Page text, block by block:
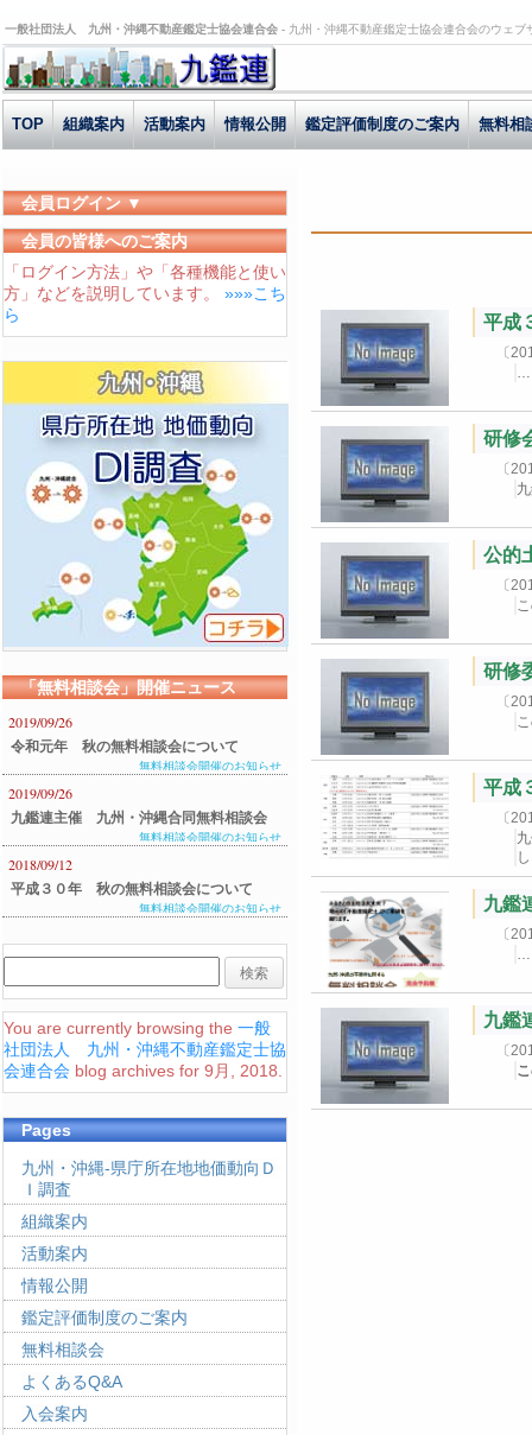
一般社団法人 九州・沖縄不動産鑑定士協会連合会 - 九州・沖縄不動産鑑定士協会連合会のウェ
TOP 組織案内 活動案内 情報公開 鑑定評価制度のご案内 無料相
平成
〔
研修
〔
公的
〔
研修
〔
平成
〔
九鑑
〔
九鑑
〔
会員ログイン ▼
ユーザーID
パスワード
会員の皆様へのご案内
「ログイン方法」や「各種機能と使い
方」などを説明しています。 »»»こち
ら
「無料相談会」開催ニュース
2019/09/26
令和元年 秋の無料相談会について
無料相談会開催のお知らせ
2019/09/26
九鑑連主催 九州・沖縄合同無料相談会
のご案内
無料相談会開催のお知らせ
2018/09/12
平成３０年 秋の無料相談会について
無料相談会開催のお知らせ
You are currently browsing the 一般
社団法人 九州・沖縄不動産鑑定士協
会連合会 blog archives for 9月, 2018.
Pages
九州・沖縄-県庁所在地地価動向Ｄ
Ｉ調査
組織案内
活動案内
情報公開
鑑定評価制度のご案内
無料相談会
よくあるQ&A
入会案内